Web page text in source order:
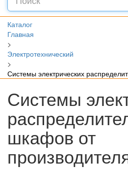
Каталог
Главная
>
Электротехнический
>
Системы электрических
Системы
шкафов от